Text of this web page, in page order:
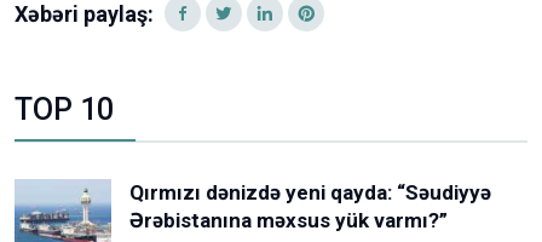
Xəbəri paylaş:
TOP 10
Qırmızı dənizdə yeni qayda: “Səudiyyə
Ərəbistanına məxsus yük varmı?”